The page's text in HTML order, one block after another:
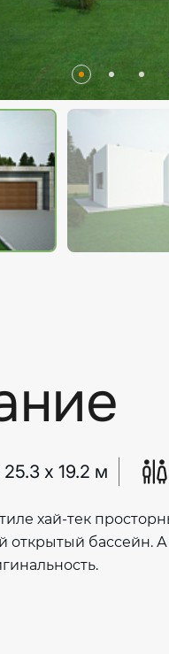
х 19.2 м
хай-тек
открытый бассейн.